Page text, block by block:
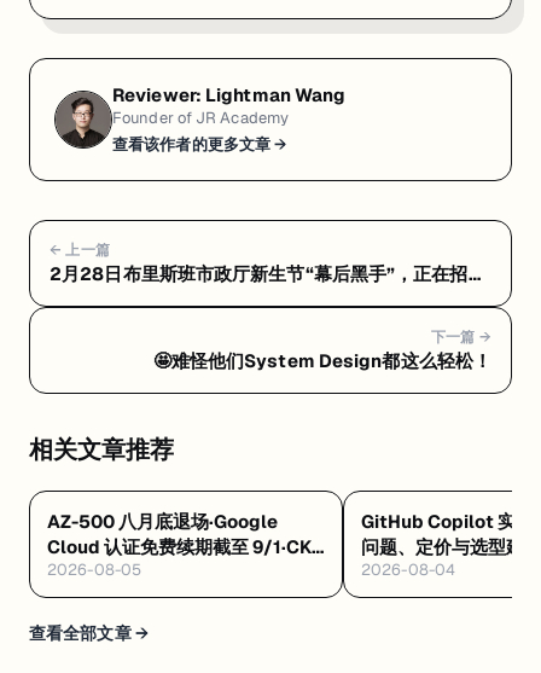
Reviewer: Lightman Wang
Founder of JR Academy
查看该作者的更多文章 →
← 上一篇
2月28日布里斯班市政厅新生节“幕后黑手”，正在招人
下一篇 →
🤩难怪他们System Design都这么轻松！
相关文章推荐
AZ-500 八月底退场·Google
Cloud 认证免费续期截至 9/1·CKS
通过自动延续 CKA
2026-08-05
GitHub Copilot 实战
问题、定价与选型建议
2026-08-04
查看全部文章 →